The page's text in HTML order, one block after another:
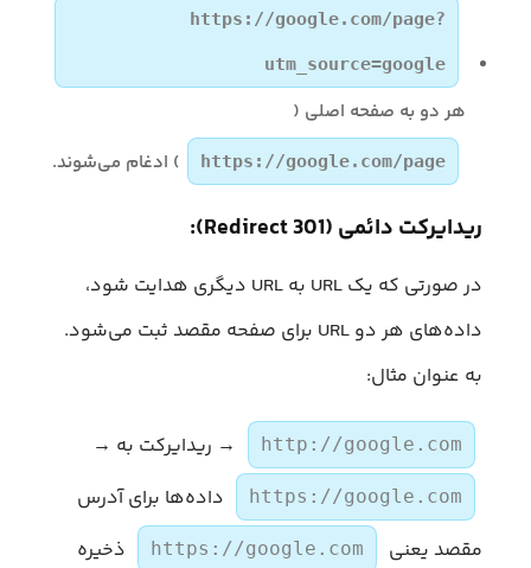
https://google.com/page?
utm_source=google
هر دو به صفحه اصلی (
https://google.com/page ) ادغام می‌شوند.
ریدایرکت‌ دائمی (301 Redirect):
در صورتی که یک URL به URL دیگری هدایت شود،
داده‌های هر دو URL برای صفحه مقصد ثبت می‌شود.
به عنوان مثال:
http://google.com → ریدایرکت به →
https://google.com
داده‌ها برای آدرس
مقصد یعنی
https://google.com
ذخیره